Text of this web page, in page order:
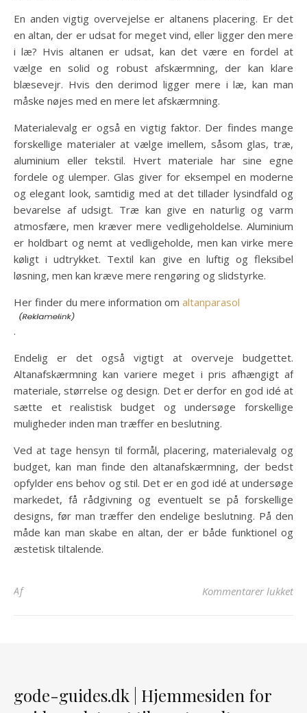
En anden vigtig overvejelse er altanens placering. Er det
en altan, der er udsat for meget vind, eller ligger den mere
i læ? Hvis altanen er udsat, kan det være en fordel at
vælge en solid og robust afskærmning, der kan klare
blæsevejr. Hvis den derimod ligger mere i læ, kan man
måske nøjes med en mere let afskærmning.
Materialevalg er også en vigtig faktor. Der findes mange
forskellige materialer at vælge imellem, såsom glas, træ,
aluminium eller tekstil. Hvert materiale har sine egne
fordele og ulemper. Glas giver for eksempel en moderne
og elegant look, samtidig med at det tillader lysindfald og
bevarelse af udsigt. Træ kan give en naturlig og varm
atmosfære, men kræver mere vedligeholdelse. Aluminium
er holdbart og nemt at vedligeholde, men kan virke mere
køligt i udtrykket. Textil kan give en luftig og fleksibel
løsning, men kan kræve mere rengøring og slidstyrke.
Her finder du mere information om altanparasol
.
Endelig er det også vigtigt at overveje budgettet.
Altanafskærmning kan variere meget i pris afhængigt af
materiale, størrelse og design. Det er derfor en god idé at
sætte et realistisk budget og undersøge forskellige
muligheder inden man træffer en beslutning.
Ved at tage hensyn til formål, placering, materialevalg og
budget, kan man finde den altanafskærmning, der bedst
opfylder ens behov og stil. Det er en god idé at undersøge
markedet, få rådgivning og eventuelt se på forskellige
designs, før man træffer den endelige beslutning. På den
måde kan man skabe en altan, der er både funktionel og
æstetisk tiltalende.
Af Kommentarer lukkettil
gode-guides.dk | Hjemmesiden for